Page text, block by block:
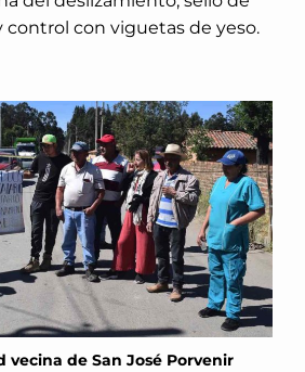
control con viguetas de yeso.
vecina de San José Porvenir